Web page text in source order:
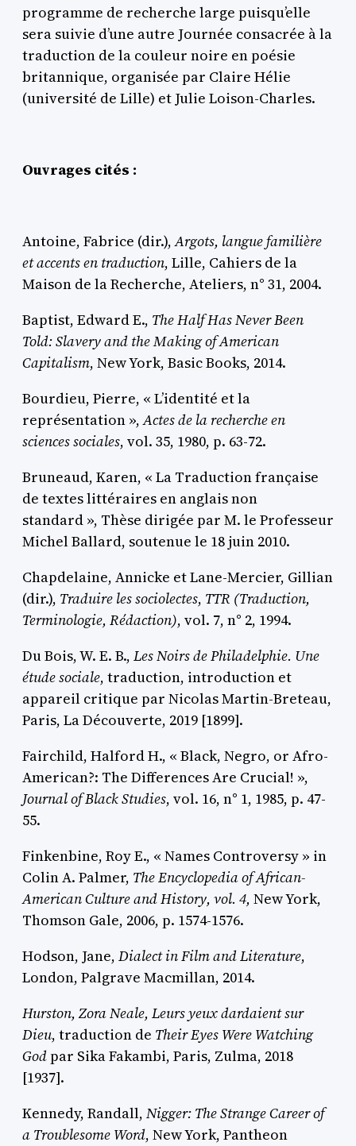
programme de recherche large puisqu’elle
sera suivie d’une autre Journée consacrée à la
traduction de la couleur noire en poésie
britannique, organisée par Claire Hélie
(université de Lille) et Julie Loison-Charles.
Ouvrages cités :
Antoine, Fabrice (dir.),Argots, langue familière
et accents en traduction, Lille, Cahiers de la
Maison de la Recherche, Ateliers, n° 31, 2004.
Baptist, Edward E., The Half Has Never Been
Told: Slavery and the Making of American
Capitalism, New York, Basic Books, 2014.
Bourdieu, Pierre, « L’identité et la
représentation »,Actes de la recherche en
sciences sociales, vol. 35, 1980, p. 63-72.
Bruneaud, Karen, « La Traduction française
de textes littéraires en anglais non
standard », Thèse dirigée par M. le Professeur
MichelBallard, soutenue le 18 juin 2010.
Chapdelaine, Annicke et Lane-Mercier, Gillian
(dir.), Traduire les sociolectes, TTR (Traduction,
Terminologie, Rédaction), vol. 7, n° 2, 1994.
Du Bois, W. E. B., Les Noirs de Philadelphie. Une
étude sociale, traduction, introduction et
appareil critique par NicolasMartin-Breteau,
Paris, La Découverte, 2019 [1899].
Fairchild, Halford H., « Black, Negro, or Afro-
American?: The Differences Are Crucial! »,
Journal of Black Studies, vol. 16, n° 1, 1985, p. 47-
55.
Finkenbine, Roy E., « Names Controversy » in
Colin A. Palmer, The Encyclopedia of African-
American Culture and History, vol. 4, New York,
Thomson Gale, 2006, p. 1574-1576.
Hodson, Jane, Dialect in Film and Literature,
London, Palgrave Macmillan, 2014.
Hurston, Zora Neale, Leurs yeux dardaient sur
Dieu, traduction de Their Eyes Were Watching
Godpar Sika Fakambi, Paris, Zulma, 2018
[1937].
Kennedy, Randall, Nigger: The Strange Career of
a Troublesome Word, New York, Pantheon